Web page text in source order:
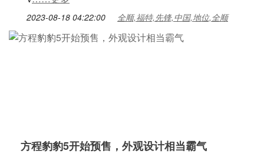
2023-08-18 04:22:00 全顺,福特,先锋,中国,地位,全顺
方程豹豹5开始预售，外观设计相当霸气